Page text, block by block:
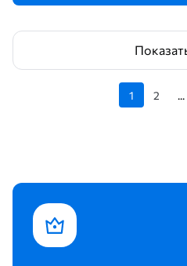
1 2 ...